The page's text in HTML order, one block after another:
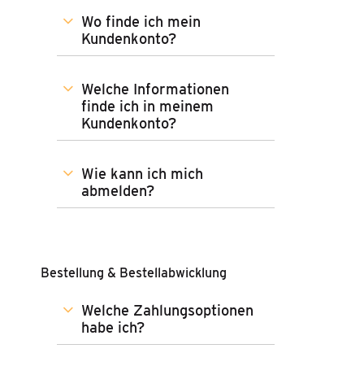
Wo finde ich mein
Kundenkonto?
Welche Informationen
finde ich in meinem
Kundenkonto?
Wie kann ich mich
abmelden?
Bestellung & Bestellabwicklung
Welche Zahlungsoptionen
habe ich?